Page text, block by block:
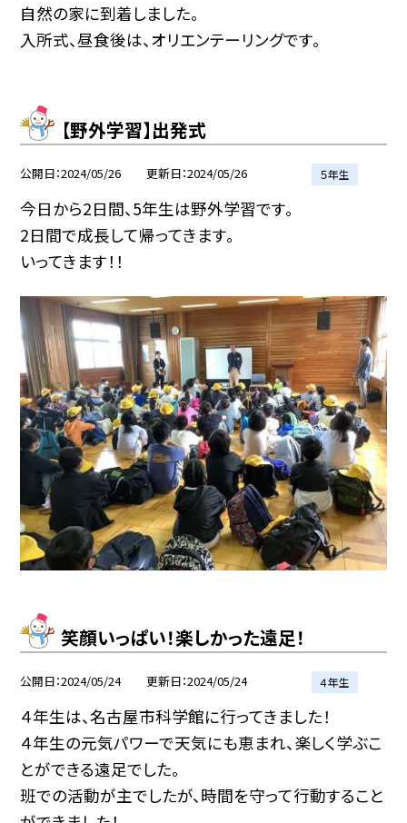
自然の家に到着しました。
入所式、昼食後は、オリエンテーリングです。
【野外学習】出発式
公開日 2024/05/26 更新日 2024/05/26 ５年生
今日から2日間、5年生は野外学習です。
2日間で成長して帰ってきます。
いってきます！！
笑顔いっぱい！楽しかった遠足！
公開日 2024/05/24 更新日 2024/05/24 ４年生
４年生は、名古屋市科学館に行ってきました！
４年生の元気パワーで天気にも恵まれ、楽しく学ぶこ
とができる遠足でした。
班での活動が主でしたが、時間を守って行動すること